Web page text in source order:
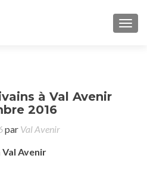
à Val Avenir
2016
par Val Avenir
Avenir